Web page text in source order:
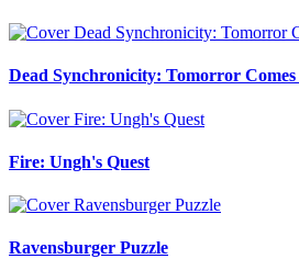
Dead Synchronicity: Tomorror Comes
Fire: Ungh's Quest
Ravensburger Puzzle